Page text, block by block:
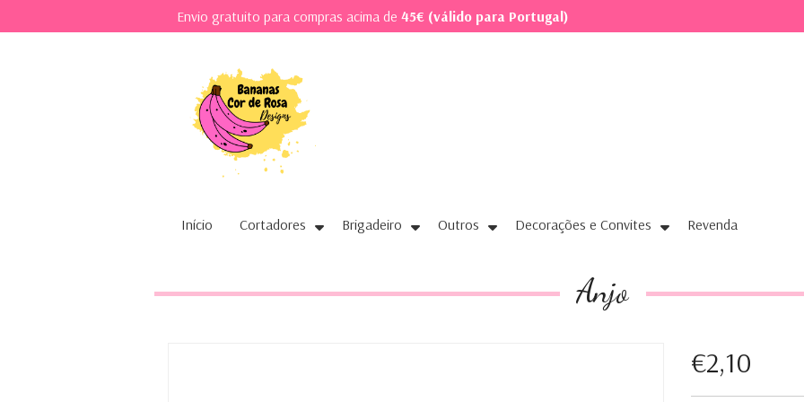
Envio gratuito para compras acima de 45€ (válido para Portugal)
Início Cortadores Brigadeiro Outros Decorações e Convites Revenda
Anjo
€2,10